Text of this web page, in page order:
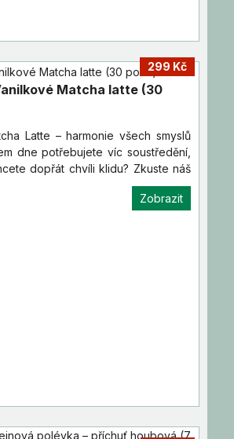
299 Kč
Matcha latte (30
Latte – harmonie všech smyslů
dne potřebujete víc soustředění,
dopřát chvíli klidu? Zkuste náš
Zobrazit